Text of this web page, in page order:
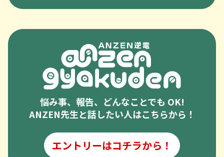
悩み事、報告、どんなことでも OK!
ANZEN先生と話したい人はこちらから！
エントリーはコチラから！